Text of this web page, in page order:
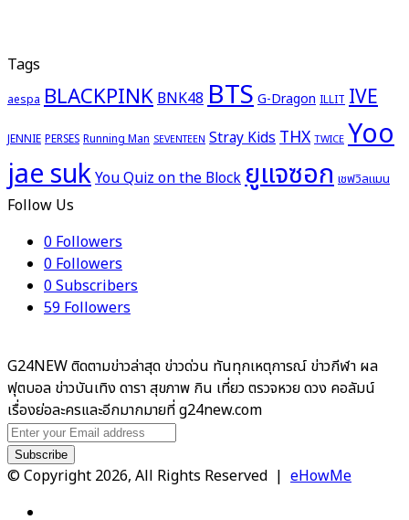
Tags
aespa BLACKPINK BNK48 BTSG-Dragon ILLIT IVE
JENNIE PERSES Running Man SEVENTEEN Stray Kids THX TWICE Yoo
jae sukYou Quiz on the Blockยูแจซอก เชฟวิลแมน
Follow Us
0 Followers
0 Followers
0Subscribers
59 Followers
G24NEW ติดตามข่าวล่าสุด ข่าวด่วน ทันทุกเหตุการณ์ ข่าวกีฬา ผล
ฟุตบอล ข่าวบันเทิง ดารา สุขภาพ กิน เที่ยว ตรวจหวย ดวง คอลัมน์
เรื่องย่อละครและอีกมากมายที่ g24new.com
Enter
your
Email
© Copyright 2026, All Rights Reserved | eHowMe